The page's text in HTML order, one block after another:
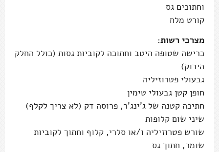
וחתוכים גס
קורט מלח
מצרכי רשות:
כרישה שטופה היטב וחתוכה לקוביות גסות (כולל החלק
הירוק)
גבעולי פטרוזיליה
חופן קטן גבעולי טימין
חתיכה קטנה של ג'ינג'ר, פרוסה דק (לא צריך לקלף)
שיני שום קלופות
שורש פטרוזיליה ו/או סלרי, קלוף וחתוך לקוביות
שומר, חתוך גס